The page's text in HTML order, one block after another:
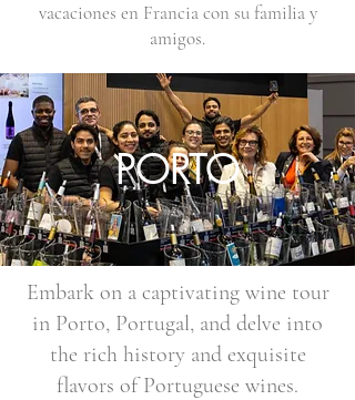
vacaciones en Francia con su familia y
amigos.
PORTO
Embark on a captivating wine tour
in Porto, Portugal, and delve into
the rich history and exquisite
flavors of Portuguese wines.